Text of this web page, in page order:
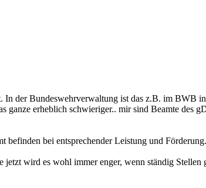
In der Bundeswehrverwaltung ist das z.B. im BWB
ganze erheblich schwieriger.. mir sind Beamte des
befinden bei entsprechender Leistung und Förderung.
wird es wohl immer enger, wenn ständig Stellen